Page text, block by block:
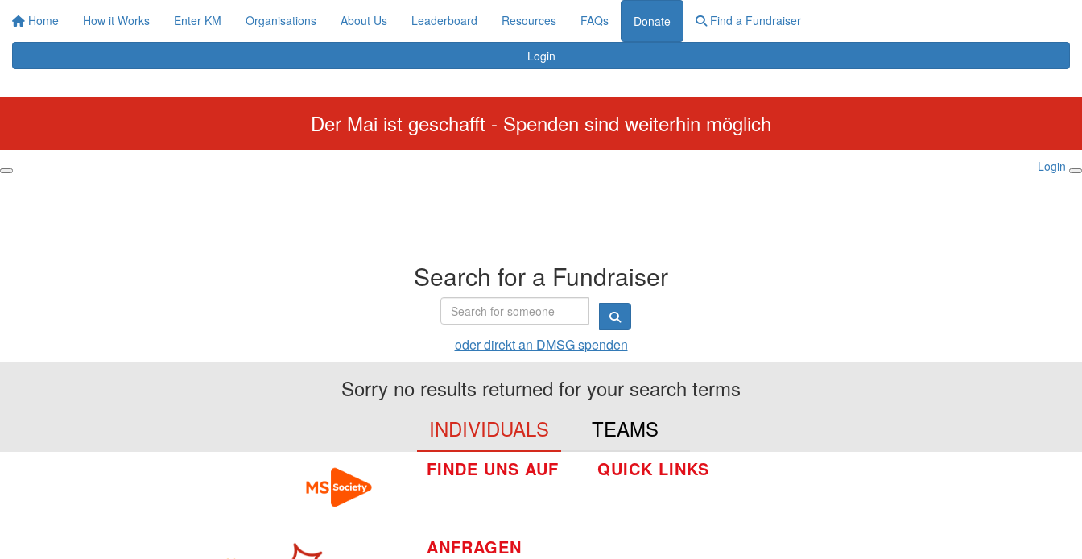
Home How it Works Enter KM Organisations About Us Leaderboard Resources FAQs Donate Find a Fundraiser
Login
Der Mai ist geschafft - Spenden sind weiterhin möglich
Login
Search for a Fundraiser
oder direkt an DMSG spenden
Sorry no results returned for your search terms
INDIVIDUALS
TEAMS
FINDE UNS AUF
ANFRAGEN
QUICK LINKS